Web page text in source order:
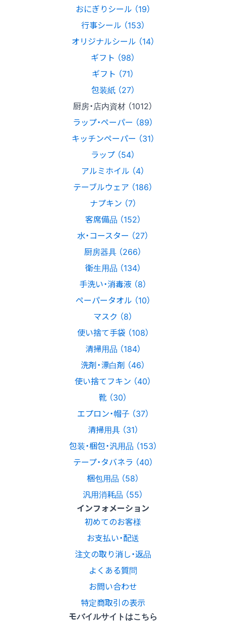
おにぎりシール （19）
行事シール （153）
オリジナルシール （14）
ギフト （98）
ギフト （71）
包装紙 （27）
厨房・店内資材 （1012）
ラップ・ペーパー （89）
キッチンペーパー （31）
ラップ （54）
アルミホイル （4）
テーブルウェア （186）
ナプキン （7）
客席備品 （152）
水・コースター （27）
厨房器具 （266）
衛生用品 （134）
手洗い・消毒液 （8）
ペーパータオル （10）
マスク （8）
使い捨て手袋 （108）
清掃用品 （184）
洗剤・漂白剤 （46）
使い捨てフキン （40）
靴 （30）
エプロン・帽子 （37）
清掃用具 （31）
包装・梱包・汎用品 （153）
テープ・タバネラ （40）
梱包用品 （58）
汎用消耗品 （55）
インフォメーション
初めてのお客様
お支払い・配送
注文の取り消し・返品
よくある質問
お問い合わせ
特定商取引の表示
モバイルサイトはこちら